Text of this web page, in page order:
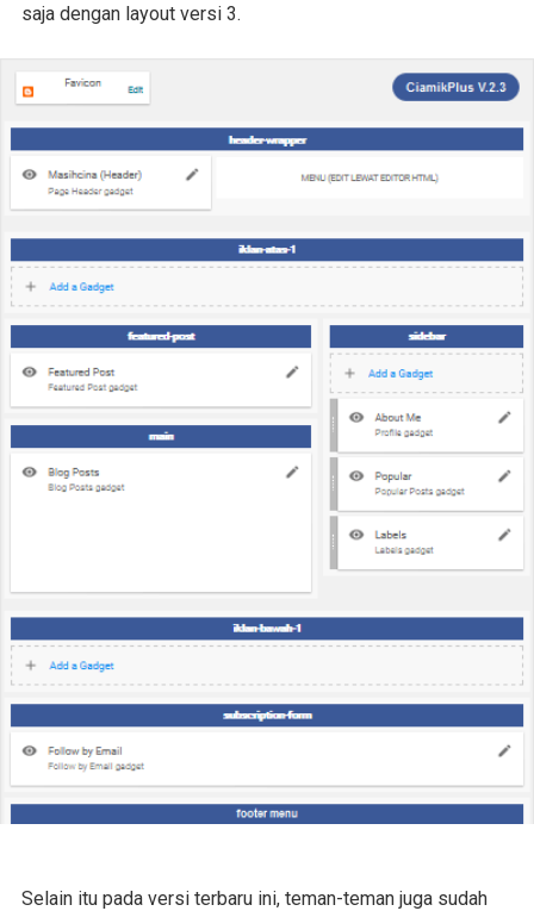
saja dengan layout versi 3.
Selain itu pada versi terbaru ini, teman-teman juga sudah